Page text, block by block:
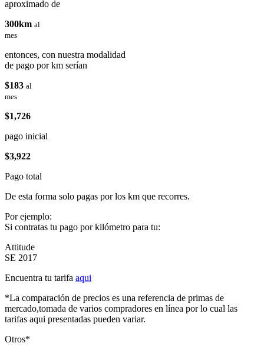
aproximado de
300km al
mes
entonces, con nuestra modalidad
de pago por km serían
$183 al
mes
$1,726
pago inicial
$3,922
Pago total
De esta forma solo pagas por los km que recorres.
Por ejemplo:
Si contratas tu pago por kilómetro para tu:
Attitude
SE 2017
Encuentra tu tarifa aqui
*La comparación de precios es una referencia de primas de
mercado,tomada de varios compradores en línea por lo cual las
tarifas aqui presentadas pueden variar.
Otros*